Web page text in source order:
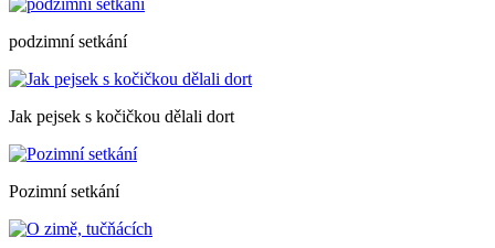
podzimní setkání
Jak pejsek s kočičkou dělali dort
Pozimní setkání